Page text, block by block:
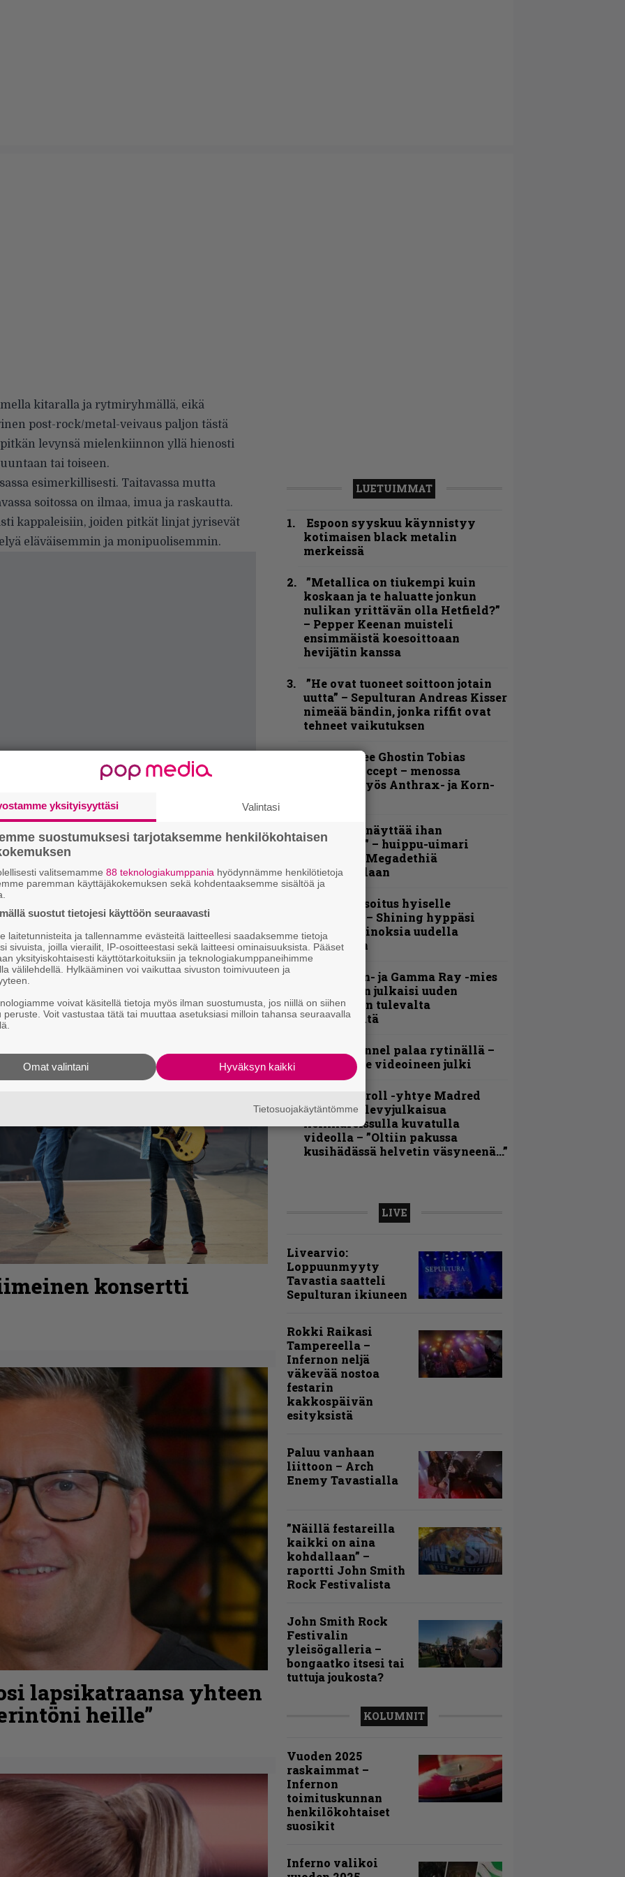
kitaralla ja rytmiryhmällä, eikä
post-rock/metal-veivaus paljon tästä
levynsä mielenkiinnon yllä hienosti
tai toiseen.
esimerkillisesti. Taitavassa mutta
soitossa on ilmaa, imua ja raskautta.
kappaleisiin, joiden pitkät linjat jyrisevät
eläväisemmin ja monipuolisemmin.
että laulua ei jää kaipaamaan.
musiikillista antia täydellisesti.
konsertti
lapsikatraansa yhteen
heille”
LUETUIMMAT
Espoon syyskuu käynnistyy
kotimaisen black metalin
merkeissä
”Metallica on tiukempi kuin
koskaan ja te haluatte jonkun
nulikan yrittävän olla Hetfield?”
– Pepper Keenan muisteli
ensimmäistä koesoittoaan
hevijätin kanssa
”He ovat tuoneet soittoon jotain
uutta” – Sepulturan Andreas Kisser
nimeää bändin, jonka riffit ovat
tehneet vaikutuksen
Näin lähtee Ghostin Tobias
Forgelta Accept – menossa
mukana myös Anthrax- ja Korn-
”Mitalini näyttää ihan
plektralta” – huippu-uimari
jamittelee Megadethiä
palkinnollaan
Kunnianosoitus hyiselle
Pohjolalle – Shining hyppäsi
keskelle kinoksia uudella
videollaan
Helloween- ja Gamma Ray -mies
Kai Hansen julkaisi uuden
maistiaisen tulevalta
soololevyltä
Blind Channel palaa rytinällä –
tuplasingle videoineen julki
Thrash ’n’ roll -yhtye Madred
ryydittää levyjulkaisua
keikkareissulla kuvatulla
videolla – ”Oltiin pakussa
kusihädässä helvetin väsyneenä…”
LIVE
Livearvio:
Loppuunmyyty
Tavastia saatteli
Sepulturan ikiuneen
Rokki Raikasi
Tampereella –
Infernon neljä
väkevää nostoa
festarin
kakkospäivän
esityksistä
Paluu vanhaan
liittoon – Arch
Enemy Tavastialla
”Näillä festareilla
kaikki on aina
kohdallaan” –
raportti John Smith
Rock Festivalista
John Smith Rock
Festivalin
yleisögalleria –
bongaatko itsesi tai
tuttuja joukosta?
KOLUMNIT
Vuoden 2025
raskaimmat –
Infernon
toimituskunnan
henkilökohtaiset
suosikit
Inferno valikoi
yksityisyyttäsi Valintasi
suostumuksesi tarjotaksemme henkilökohtaisen
valitsemamme 88 teknologiakumppania hyödynnämme henkilötietoja
paremman käyttäjäkokemuksen sekä kohdentaaksemme sisältöä ja
suostut tietojesi käyttöön seuraavasti
laitetunnisteita ja tallennamme evästeitä laitteellesi saadaksemme tietoja
sivuista, joilla vierailit, IP-osoitteestasi sekä laitteesi ominaisuuksista. Pääset
yksityiskohtaisesti käyttötarkoituksiin ja teknologiakumppaneihimme
välilehdellä. Hylkääminen voi vaikuttaa sivuston toimivuuteen ja
voivat käsitellä tietoja myös ilman suostumusta, jos niillä on siihen
peruste. Voit vastustaa tätä tai muuttaa asetuksiasi milloin tahansa seuraavalla
Hyväksyn kaikki
Omat valintani
Tietosuojakäytäntömme